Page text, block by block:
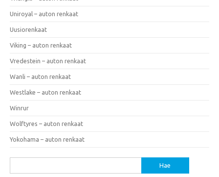
Uniroyal – auton renkaat
Uusiorenkaat
Viking – auton renkaat
Vredestein – auton renkaat
Wanli – auton renkaat
Westlake – auton renkaat
Winrur
Wolftyres – auton renkaat
Yokohama – auton renkaat